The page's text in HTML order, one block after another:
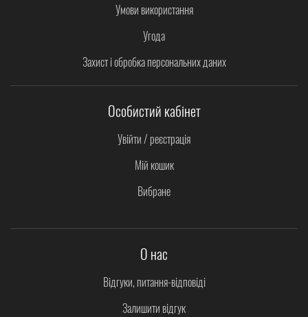
Умови використання
Угода
Захист і обробка персональних даних
Особистий кабінет
Увійти / реєстрація
Мій кошик
Вибране
О нас
Відгуки, питання-відповіді
Залишити відгук